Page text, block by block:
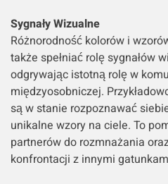
Sygnały Wizualne
Różnorodność kolorów i
także spełniać rolę sygnałów
odgrywając istotną rolę w
międzyosobniczej.
są w stanie rozpoznawać
unikalne wzory na ciele. To
partnerów do rozmnażania
konfrontacji z innymi